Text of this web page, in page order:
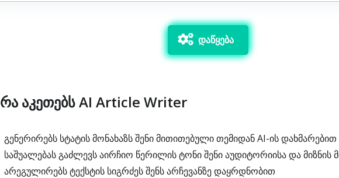
დაწყება
რა აკეთებს AI Article Writer
გენერირებს სტატის მონახაზს შენი მითითებული თემიდან AI-ის დახმარებით
საშუალებას გაძლევს აირჩიო წერილის ტონი შენი აუდიტორიისა და მიზნის
არეგულირებს ტექსტის სიგრძეს შენს არჩევანზე დაყრდნობით